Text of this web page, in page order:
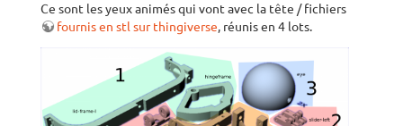
Ce sont les yeux animés qui vont avec la tête / fichiers
fournis en stl sur thingiverse, réunis en 4 lots.